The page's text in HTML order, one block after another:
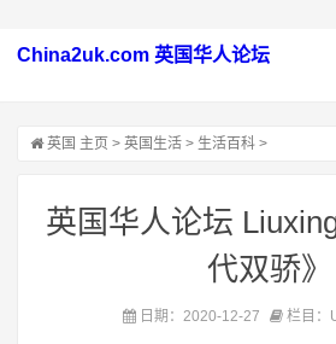
China2uk.com 英国华人论坛
英国 主页 > 英国生活 > 生活百科 >
英国华人论坛
代双骄》
日期：2020-12-27 栏目：